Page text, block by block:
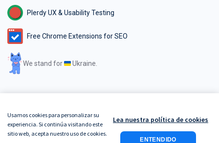
Plerdy UX & Usability Testing
Free Chrome Extensions for SEO
We stand for Ukraine.
GDPRTérminos de servicioPolítica de privacidad
Politica de seguridad
Usamos cookies para personalizar su
experiencia. Si continúa visitando este
sitio web, acepta nuestro uso de cookies.
ENTENDIDO
Lea nuestra política de cookies